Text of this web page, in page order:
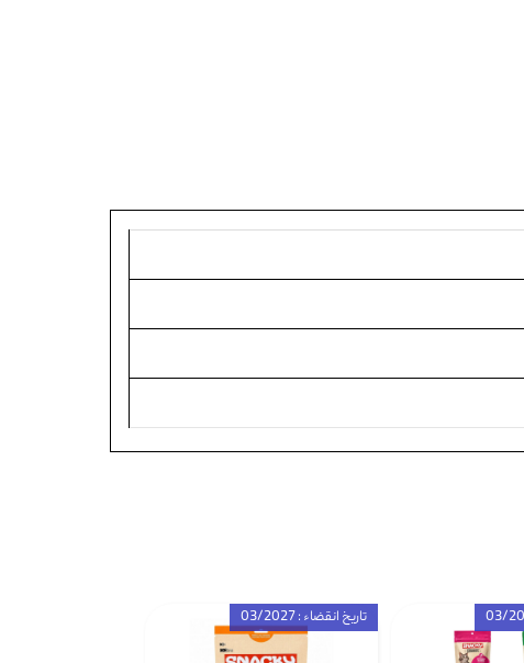
تاریخ انقضاء : 03/2027